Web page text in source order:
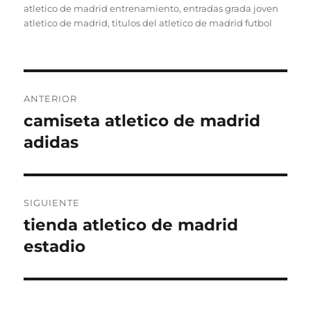
el
atletico de madrid entrenamiento,entradas grada joven
atletico de madrid,titulos del atletico de madrid futbol
de
entradas
ANTERIOR
Entrada
anterior:
camiseta atletico de madrid
adidas
SIGUIENTE
Entrada
siguiente:
tienda atletico de madrid
estadio